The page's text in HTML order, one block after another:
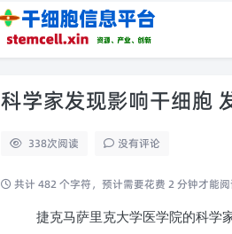
科学家发现影响干细胞
338次阅读 没有评论
共计 482 个字符，预计需要花费 2 分钟才能阅
捷克马萨里克大学医学院的科学